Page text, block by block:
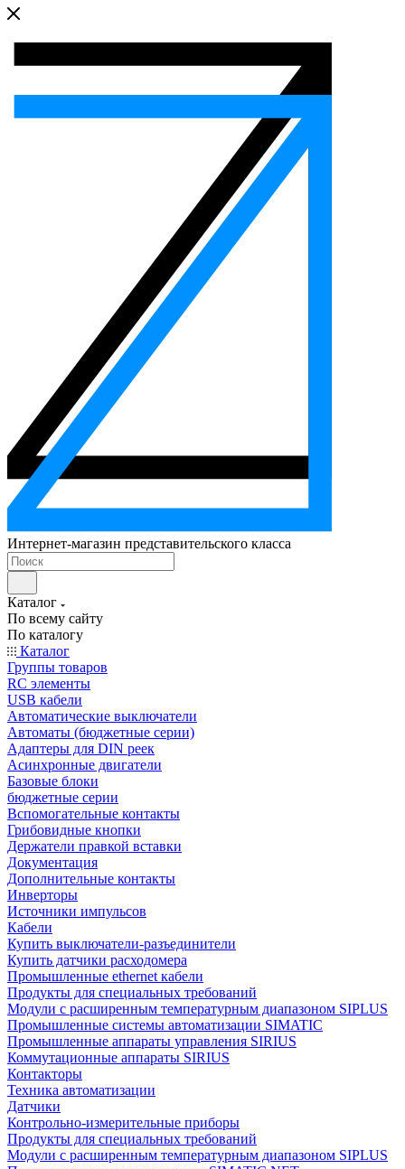
Интернет-магазин представительского класса
Каталог
По всему сайту
По каталогу
Каталог
Группы товаров
RC элементы
USB кабели
Автоматические выключатели
Автоматы (бюджетные серии)
Адаптеры для DIN реек
Асинхронные двигатели
Базовые блоки
бюджетные серии
Вспомогательные контакты
Грибовидные кнопки
Держатели правкой вставки
Документация
Дополнительные контакты
Инверторы
Источники импульсов
Кабели
Купить выключатели-разъединители
Купить датчики расходомера
Промышленные ethernet кабели
Продукты для специальных требований
Модули с расширенным температурным диапазоном SIPLUS
Промышленные системы автоматизации SIMATIC
Промышленные аппараты управления SIRIUS
Коммутационные аппараты SIRIUS
Контакторы
Техника автоматизации
Датчики
Контрольно-измерительные приборы
Продукты для специальных требований
Модули с расширенным температурным диапазоном SIPLUS